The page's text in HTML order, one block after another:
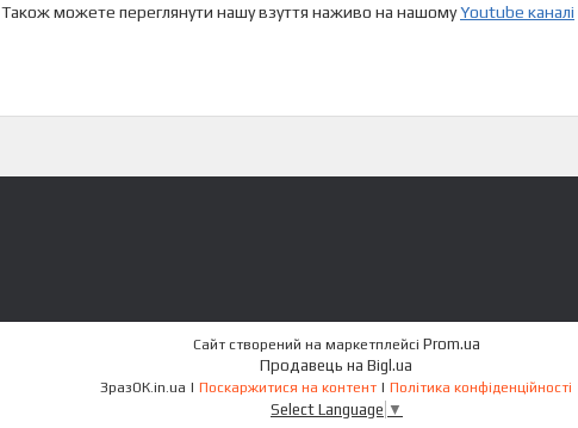
Також можете переглянути нашу взуття наживо на нашомуYoutube каналі
Сайт створений на маркетплейсі Prom.ua
Продавець на Bigl.ua
ЗразОК.in.ua | Поскаржитися на контент | Політика конфіденційності
Select Language ▼